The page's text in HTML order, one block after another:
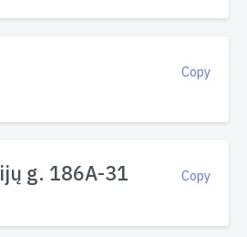
Copy
Copy
g. 186A-31